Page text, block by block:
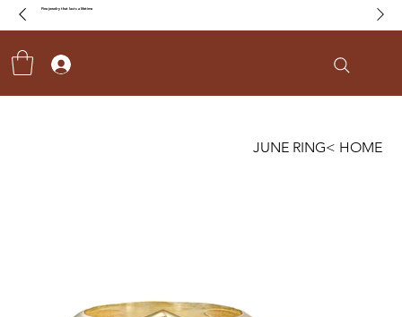
Fine jewelry that lasts a lifetime
HOME
>
JUNE RING